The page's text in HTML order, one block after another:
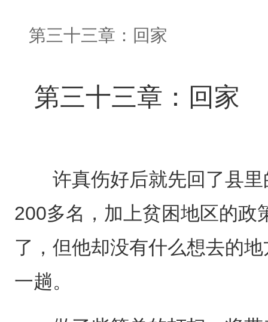
第三十三章：回家
第三十三章：回家
许真伤好后就先回了县里
200多名，加上贫困地区的政
了，但他却没有什么想去的
一趟。